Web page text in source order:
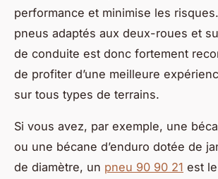
performance et minimise les
pneus adaptés aux deux-roues et
de conduite est donc fortement
de profiter d’une meilleure
sur tous types de terrains.
Si vous avez, par exemple, une
ou une bécane d’enduro dotée de
de diamètre, un pneu 90 90 21 est